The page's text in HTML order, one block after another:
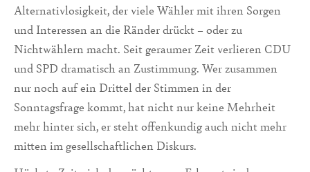
Alternativlosigkeit, der viele Wähler mit ihren Sorgen
und Interessen an die Ränder drückt – oder zu
Nichtwählern macht. Seit geraumer Zeit verlieren CDU
und SPD dramatisch an Zustimmung. Wer zusammen
nur noch auf ein Drittel der Stimmen in der
Sonntagsfrage kommt, hat nicht nur keine Mehrheit
mehr hinter sich, er steht offenkundig auch nicht mehr
mitten im gesellschaftlichen Diskurs.